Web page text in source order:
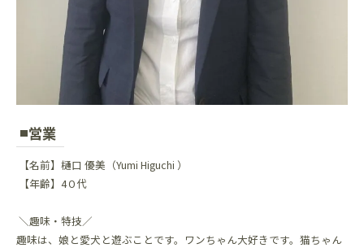
営業
【名前】樋口 優美（Yumi Higuchi ）
【年齢】4０代
＼趣味・特技／
趣味は、娘と愛犬と遊ぶことです。ワンちゃん大好きです。猫ちゃん